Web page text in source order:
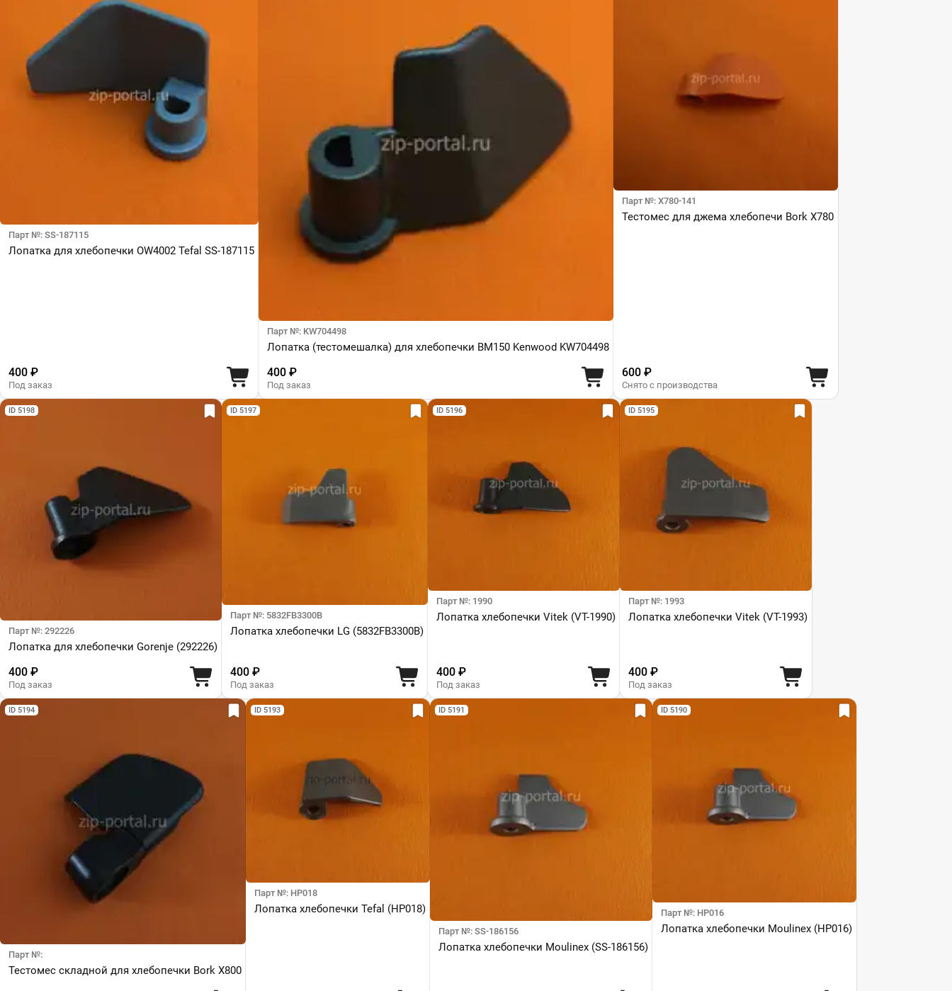
Парт №: SS-187115
Лопатка для хлебопечки OW4002 Tefal SS-187115
400 ₽
Под заказ
Парт №: KW704498
Лопатка (тестомешалка) для хлебопечки BM150 Kenwood KW704498
400 ₽
Под заказ
Парт №: X780-141
Тестомес для джема хлебопечи Bork X780
600 ₽
Снято с производства
ID 5198
Парт №: 292226
Лопатка для хлебопечки Gorenje (292226)
400 ₽
Под заказ
ID 5197
Парт №: 5832FB3300B
Лопатка хлебопечки LG (5832FB3300B)
400 ₽
Под заказ
ID 5196
Парт №: 1990
Лопатка хлебопечки Vitek (VT-1990)
400 ₽
Под заказ
ID 5195
Парт №: 1993
Лопатка хлебопечки Vitek (VT-1993)
400 ₽
Под заказ
ID 5194
Парт №:
Тестомес складной для хлебопечки Bork X800
ID 5193
Парт №: HP018
Лопатка хлебопечки Tefal (HP018)
ID 5191
Парт №: SS-186156
Лопатка хлебопечки Moulinex (SS-186156)
ID 5190
Парт №: HP016
Лопатка хлебопечки Moulinex (HP016)